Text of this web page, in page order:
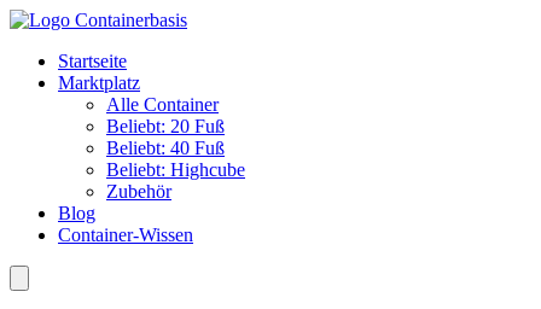
Startseite
Marktplatz
Alle Container
Beliebt: 20 Fuß
Beliebt: 40 Fuß
Beliebt: Highcube
Zubehör
Blog
Container-Wissen